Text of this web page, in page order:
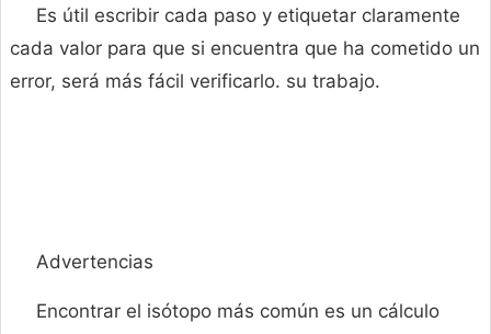
Es útil escribir cada paso y etiquetar claramente
cada valor para que si encuentra que ha cometido un
error, será más fácil verificarlo. su trabajo.
Advertencias
Encontrar el isótopo más común es un cálculo